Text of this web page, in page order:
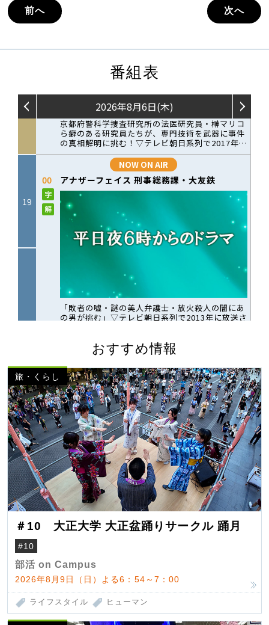
前へ 次へ
番組表
おすすめ情報
旅・くらし
＃10 大正大学 大正盆踊りサークル 踊月
#10
部活 on Campus
2026年8月9日（日）よる6：54～7：00
ライフスタイル ヒューマン